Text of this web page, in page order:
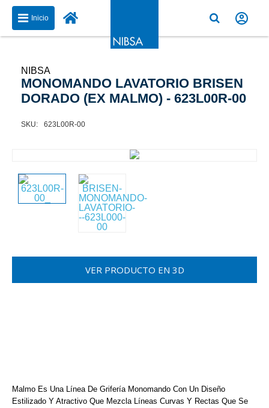
Inicio
NIBSA
MONOMANDO LAVATORIO BRISEN
DORADO (EX MALMO) - 623L00R-00
623L00R-00
VER PRODUCTO EN 3D
Malmo Es Una Línea De Grifería Monomando Con Un Diseño
Estilizado Y Atractivo Que Mezcla Líneas Curvas Y Rectas Que Se